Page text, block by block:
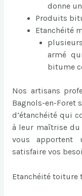
donne
Produits
Etanchéité
armé
bitume
Nos artisans
Bagnols-en-Foret
d’étanchéité qui
à leur maîtrise
vous
satisfaire vos
Etanchéité toiture